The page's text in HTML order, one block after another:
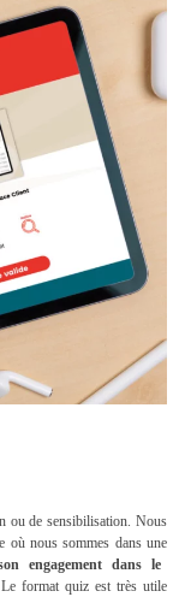
ou de sensibilisation. Nous
où nous sommes dans une
engagement dans le
format quiz est très utile